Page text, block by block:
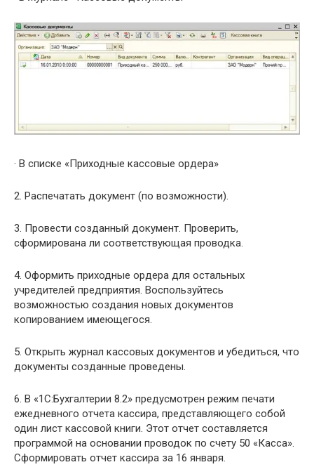
· В списке «Приходные кассовые ордера»
2. Распечатать документ (по возможности).
3. Провести созданный документ. Проверить,
сформирована ли соответствующая проводка.
4. Оформить приходные ордера для остальных
учредителей предприятия. Воспользуйтесь
возможностью создания новых документов
копированием имеющегося.
5. Открыть журнал кассовых документов и убедиться, что
документы созданные проведены.
6. В «1С:Бухгалтерии 8.2» предусмотрен режим печати
ежедневного отчета кассира, представляющего собой
один лист кассовой книги. Этот отчет составляется
программой на основании проводок по счету 50 «Касса».
Сформировать отчет кассира за 16 января.